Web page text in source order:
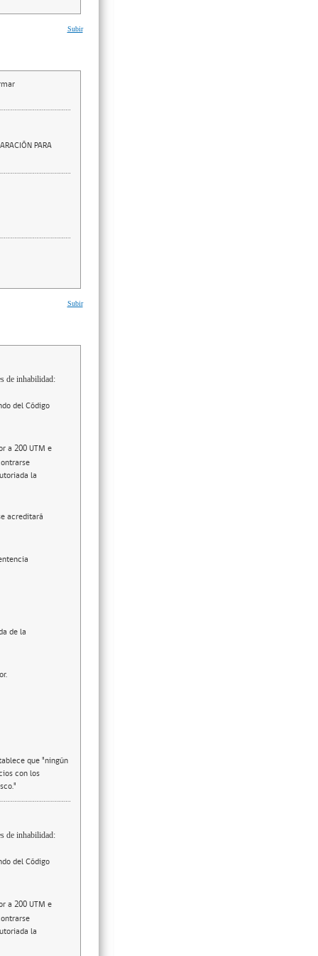
Subir
PARA
Subir
de inhabilidad:
del Código
a 200 UTM e
la
acreditará
de la
que "ningún
con los
de inhabilidad:
del Código
a 200 UTM e
la